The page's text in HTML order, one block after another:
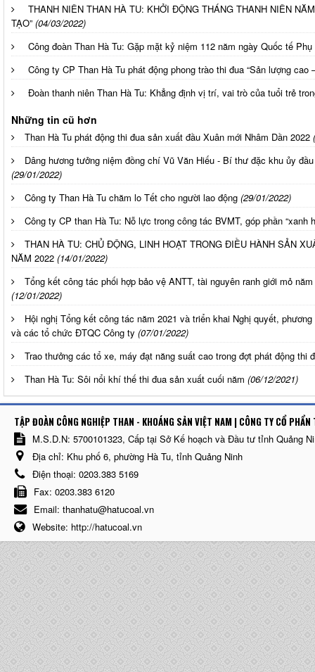
THANH NIÊN THAN HÀ TU: KHỞI ĐỘNG THÁNG THANH NIÊN
TẠO” (04/03/2022)
Công đoàn Than Hà Tu: Gặp mặt kỷ niệm 112 năm ngày Quốc tế
Công ty CP Than Hà Tu phát động phong trào thi đua “Sản lượng cao
Đoàn thanh niên Than Hà Tu: Khẳng định vị trí, vai trò của tuổi trẻ
Những tin cũ hơn
Than Hà Tu phát động thi đua sản xuất đầu Xuân mới Nhâm Dần 2022
Dâng hương tưởng niệm đồng chí Vũ Văn Hiếu - Bí thư đặc khu ủy
(29/01/2022)
Công ty Than Hà Tu chăm lo Tết cho người lao động (29/01/2022)
Công ty CP than Hà Tu: Nỗ lực trong công tác BVMT, góp phần “xanh
THAN HÀ TU: CHỦ ĐỘNG, LINH HOẠT TRONG ĐIỀU HÀNH SẢN
NĂM 2022 (14/01/2022)
Tổng kết công tác phối hợp bảo vệ ANTT, tài nguyên ranh giới mỏ
(12/01/2022)
Hội nghị Tổng kết công tác năm 2021 và triển khai Nghị quyết,
và các tổ chức ĐTQC Công ty (07/01/2022)
Trao thưởng các tổ xe, máy đạt năng suất cao trong đợt phát động thi
Than Hà Tu: Sôi nổi khí thế thi đua sản xuất cuối năm (06/12/2021)
TẬP ĐOÀN CÔNG NGHIỆP THAN - KHOÁNG SẢN VIỆT NAM | CÔNG TY CỔ
M.S.D.N: 5700101323, Cấp tại Sở Kế hoạch và Đầu tư tỉnh Quảng
Địa chỉ: Khu phố 6, phường Hà Tu, tỉnh Quảng Ninh
Điện thoại: 0203.383 5169
Fax: 0203.383 6120
Email: thanhatu@hatucoal.vn
Website: http://hatucoal.vn